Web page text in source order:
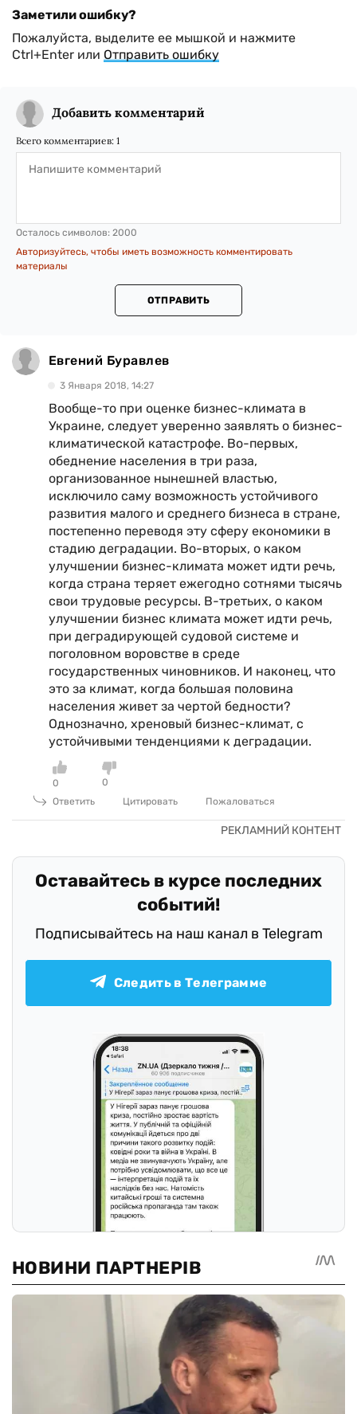
Заметили ошибку?
Пожалуйста, выделите ее мышкой и нажмите
Ctrl+Enter или Отправить ошибку
Добавить комментарий
Всего комментариев: 1
Осталось символов: 2000
Авторизуйтесь, чтобы иметь возможность комментировать
материалы
ОТПРАВИТЬ
Евгений Буравлев
3 Января 2018, 14:27
Вообще-то при оценке бизнес-климата в
Украине, следует уверенно заявлять о бизнес-
климатической катастрофе. Во-первых,
обеднение населения в три раза,
организованное нынешней властью,
исключило саму возможность устойчивого
развития малого и среднего бизнеса в стране,
постепенно переводя эту сферу економики в
стадию деградации. Во-вторых, о каком
улучшении бизнес-климата может идти речь,
когда страна теряет ежегодно сотнями тысячь
свои трудовые ресурсы. В-третьих, о каком
улучшении бизнес климата может идти речь,
при деградирующей судовой системе и
поголовном воровстве в среде
государственных чиновников. И наконец, что
это за климат, когда большая половина
населения живет за чертой бедности?
Однозначно, хреновый бизнес-климат, с
устойчивыми тенденциями к деградации.
0
0
Ответить
Цитировать Пожаловаться
Оставайтесь в курсе последних
событий!
Подписывайтесь на наш канал в Telegram
Следить в Телеграмме